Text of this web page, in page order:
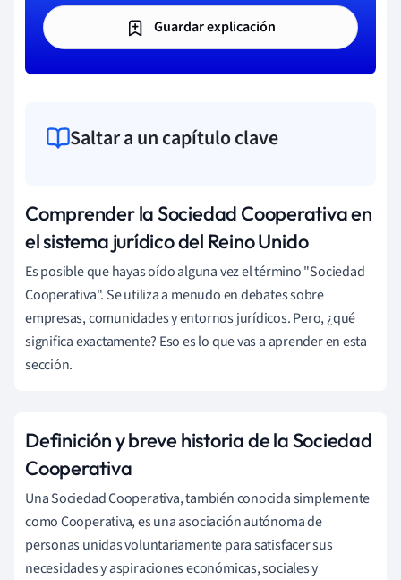
Guardar explicación
Saltar a un capítulo clave
Comprender la Sociedad Cooperativa en
el sistema jurídico del Reino Unido
Es posible que hayas oído alguna vez el término "Sociedad
Cooperativa". Se utiliza a menudo en debates sobre
empresas, comunidades y entornos jurídicos. Pero, ¿qué
significa exactamente? Eso es lo que vas a aprender en esta
sección.
Definición y breve historia de la Sociedad
Cooperativa
Una Sociedad Cooperativa, también conocida simplemente
como Cooperativa, es una asociación autónoma de
personas unidas voluntariamente para satisfacer sus
necesidades y aspiraciones económicas, sociales y